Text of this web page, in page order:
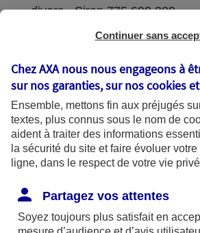
divers - Siren 775 699 309
Sièges sociaux : 313 Terrasses
Coordonnées de l'Autorité de
prudentiel et de résolution
Place de Budapest - CS
Paris Cedex 09. Le détail des
recours et de réclamation et
disponibles sur le site axa.fr.
AXA France IARD et AXA
Continuer sans
Chez AXA nous nous engageons à
sur nos garanties, sur noscookies
Ensemble, mettons fin aux préjugés
textes, plus connus sous le nom de
aident à traiter des informations
la sécurité du site et faire évoluer
ligne, dans le respect de votre vie
Partagez vos attentes
Soyez toujours plus satisfait en